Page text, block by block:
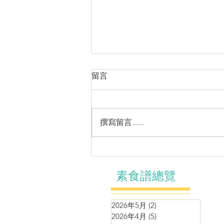
羊肚菌姬松茸黑松露九層塔燴
留言
撰寫留言......
素食譜總覽
2026年5月 (2)
2026年4月 (5)